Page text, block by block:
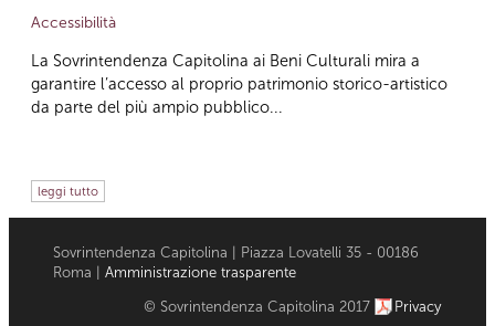
Accessibilità
La Sovrintendenza Capitolina ai Beni Culturali mira a
garantire l’accesso al proprio patrimonio storico-artistico
da parte del più ampio pubblico...
leggi tutto
Sovrintendenza Capitolina | Piazza Lovatelli 35 - 00186
Roma | Amministrazione trasparente
© Sovrintendenza Capitolina 2017 Privacy